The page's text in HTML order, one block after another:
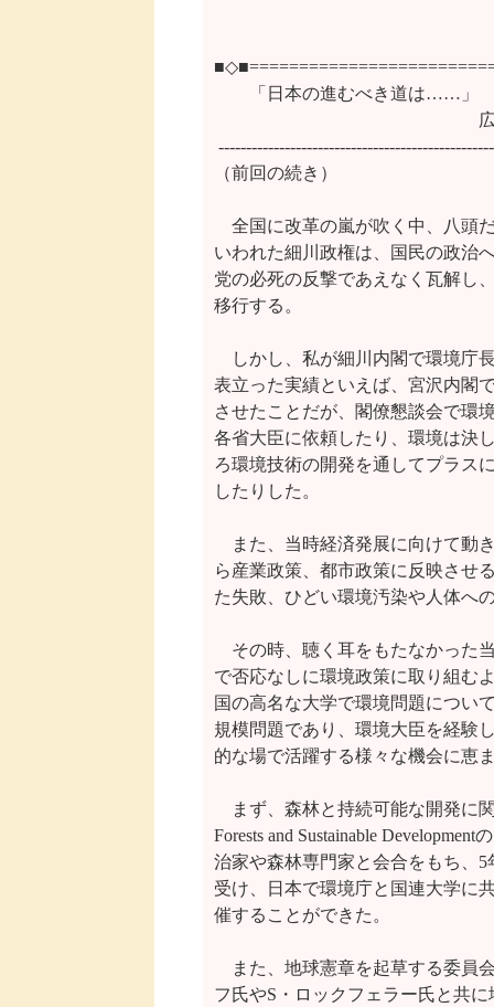
「日本の進むべき道は……」
広中和歌子（参議
（前回の続き）
全国に改革の嵐が吹く中、八頭
いわれた細川政権は、国民の政治
党の必死の反撃であえなく瓦解し
移行する。
しかし、私が細川内閣で環境庁
表立った実績といえば、宮沢内閣
させたことだが、閣僚懇談会で環
各省大臣に依頼したり、環境は決
ろ環境技術の開発を通してプラス
したりした。
また、当時経済発展に向けて動
ら産業政策、都市政策に反映させ
た失敗、ひどい環境汚染や人体へ
その時、聴く耳をもたなかった
で否応なしに環境政策に取り組む
国の高名な大学で環境問題につい
規模問題であり、環境大臣を経験
的な場で活躍する様々な機会に恵
まず、森林と持続可能な開発に関
Forests and Sustainable
治家や森林専門家と会合をもち、
受け、日本で環境庁と国連大学に
催することができた。
また、地球憲章を起草する委員
フ氏やS・ロックフェラー氏と共